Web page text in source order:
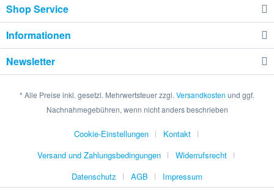
Shop Service
Informationen
Newsletter
* Alle Preise inkl. gesetzl. Mehrwertsteuer zzgl. Versandkosten und ggf.
Nachnahmegebühren, wenn nicht anders beschrieben
Cookie-Einstellungen
Kontakt
Versand und Zahlungsbedingungen
Widerrufsrecht
Datenschutz
AGB Impressum